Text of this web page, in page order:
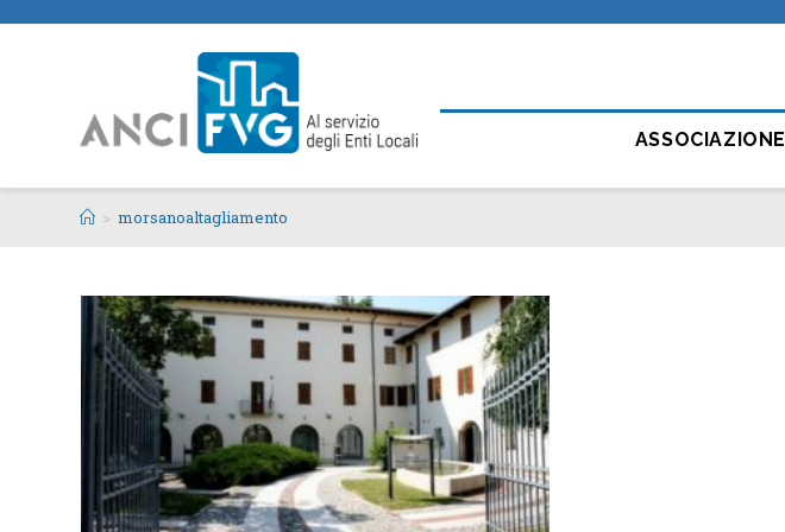
ASSOCIAZIONE
> morsanoaltagliamento